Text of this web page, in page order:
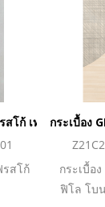
สโก้ เทา (II) PM
รสโก้
กระเบื้อง
กระเบื้อ
ฟิโล โบ